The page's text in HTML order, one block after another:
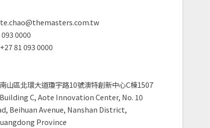
0000
81 093 0000
山區北環大道瓊宇路10號澳特創新中心C棟1507
C, Aote Innovation Center, No. 10
Beihuan Avenue, Nanshan District,
Province